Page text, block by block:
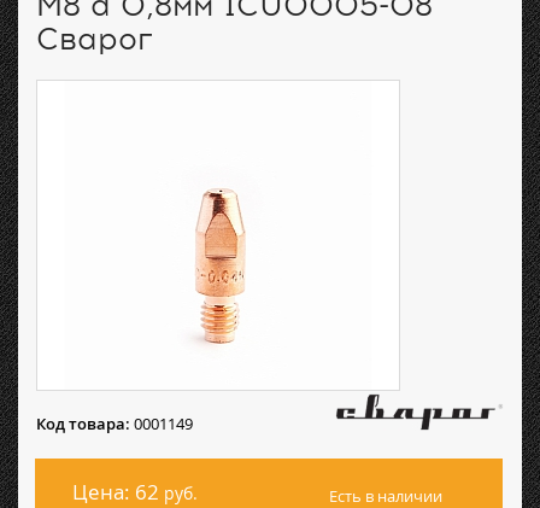
Сварог
Код товара: 0001149
Цена: 62 руб. Есть в наличии